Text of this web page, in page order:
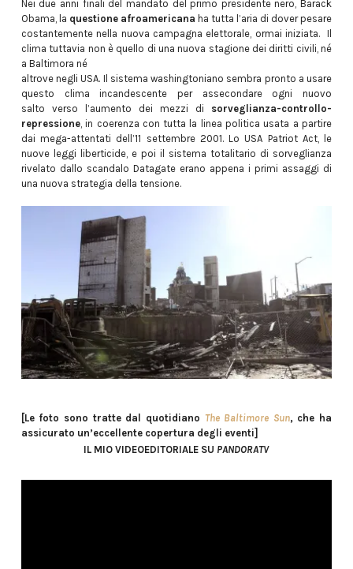
Nei due anni finali del mandato del primo presidente nero, Barack
Obama, la questione afroamericana ha tutta l’aria di dover pesare
costantemente nella nuova campagna elettorale, ormai iniziata. Il
clima tuttavia non è quello di una nuova stagione dei diritti civili, né
a Baltimora né
altrove negli USA. Il sistema washingtoniano sembra pronto a usare
questo clima incandescente per assecondare ogni nuovo
salto verso l’aumento dei mezzi di sorveglianza-controllo-
repressione, in coerenza con tutta la linea politica usata a partire
dai mega-attentati dell’11 settembre 2001. Lo USA Patriot Act, le
nuove leggi liberticide, e poi il sistema totalitario di sorveglianza
rivelato dallo scandalo Datagate erano appena i primi assaggi di
una nuova strategia della tensione.
[Le foto sono tratte dal quotidiano The Baltimore Sun, che ha
assicurato un’eccellente copertura degli eventi]
IL MIO VIDEOEDITORIALE SU PANDORATV